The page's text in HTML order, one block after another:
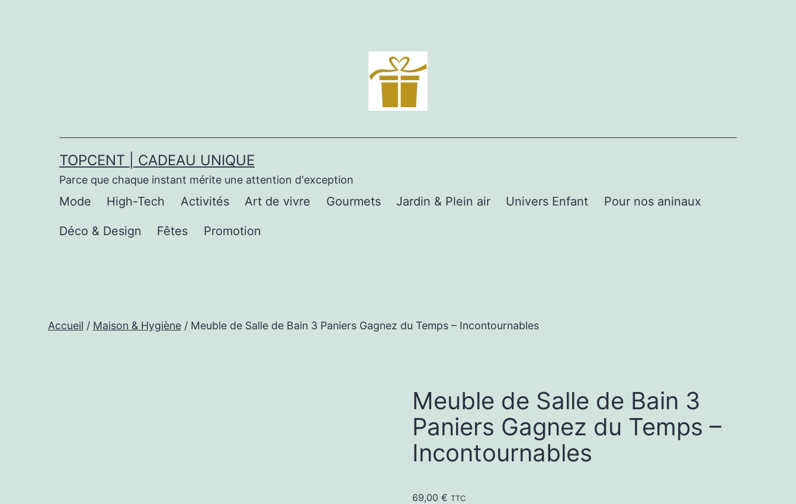
TOPCENT | CADEAU UNIQUE
Parce que chaque instant mérite une attention d'exception
Mode High-Tech Activités Art de vivre Gourmets Jardin & Plein air Univers Enfant Pour nos aninaux
Déco & Design Fêtes Promotion
Accueil / Maison & Hygiène/ Meuble de Salle de Bain 3 Paniers Gagnez du Temps – Incontournables
Meuble de Salle de Bain 3
Paniers Gagnez du Temps –
Incontournables
69,00 € TTC